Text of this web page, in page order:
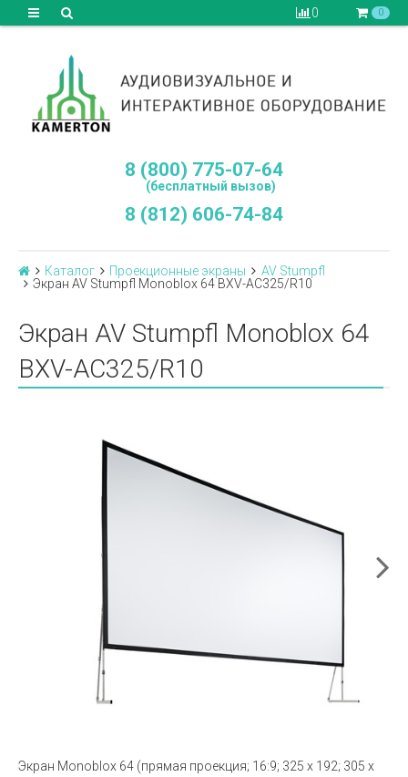
0 0
8 (800) 775-07-64
(бесплатный вызов)
8 (812) 606-74-84
Каталог Проекционные экраны
AV Stumpfl
Экран AV Stumpfl Monoblox 64 BXV-AC325/R10
Экран AV Stumpfl Monoblox 64
BXV-AC325/R10
Экран Monoblox 64 (прямая проекция; 16:9; 325 x 192; 305 x